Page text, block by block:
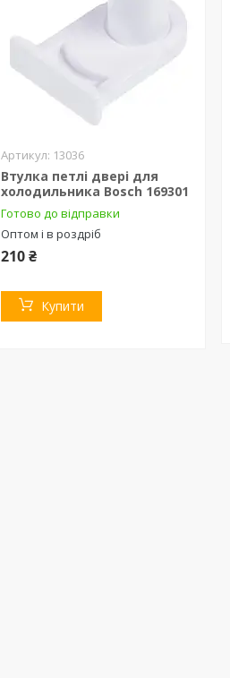
13036
Втулка петлі двері для
холодильника Bosch 169301
Готово до відправки
Оптом і в роздріб
210 ₴
Купити